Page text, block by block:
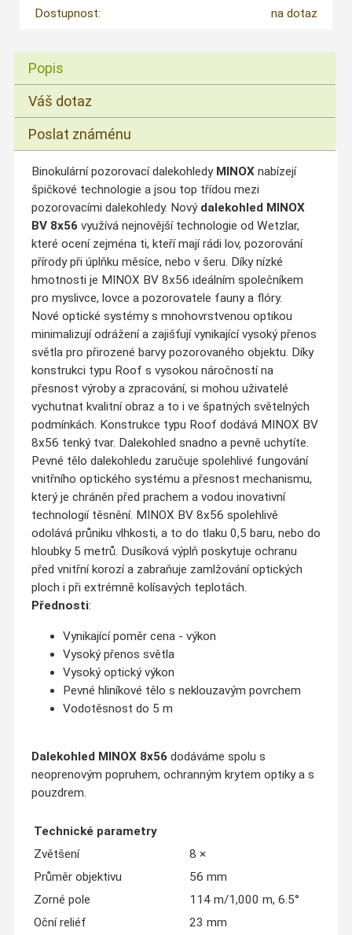
Dostupnost:
na dotaz
Popis
Váš dotaz
Poslat známénu
Binokulární pozorovací dalekohledy MINOX nabízejí
špičkové technologie a jsou top třídou mezi
pozorovacími dalekohledy. Nový dalekohled MINOX
BV 8x56využívá nejnovější technologie od Wetzlar,
které ocení zejména ti, kteří mají rádi lov, pozorování
přírody při úplňku měsíce, nebo v šeru. Díky nízké
hmotnosti je MINOX BV 8x56 ideálním společníkem
pro myslivce, lovce a pozorovatele fauny a flóry.
Nové optické systémy s mnohovrstvenou optikou
minimalizují odrážení a zajišťují vynikající vysoký přenos
světla pro přirozené barvy pozorovaného objektu. Díky
konstrukci typu Roof s vysokou náročností na
přesnost výroby a zpracování, si mohou uživatelé
vychutnat kvalitní obraz a to i ve špatných světelných
podmínkách. Konstrukce typu Roof dodává MINOX BV
8x56 tenký tvar. Dalekohled snadno a pevně uchytíte.
Pevné tělo dalekohledu zaručuje spolehlivé fungování
vnitřního optického systému a přesnost mechanismu,
který je chráněn před prachem a vodou inovativní
technologií těsnění. MINOX BV 8x56 spolehlivě
odolává průniku vlhkosti, a to do tlaku 0,5 baru, nebo do
hloubky 5 metrů. Dusíková výplň poskytuje ochranu
před vnitřní korozí a zabraňuje zamlžování optických
ploch i při extrémně kolísavých teplotách.
Přednosti:
Vynikající poměr cena - výkon
Vysoký přenos světla
Vysoký optický výkon
Pevné hliníkové tělo s neklouzavým povrchem
Vodotěsnost do 5 m
Dalekohled MINOX 8x56dodáváme spolu s
neoprenovým popruhem, ochranným krytem optiky a s
pouzdrem.
Technické parametry
Zvětšení
8 ×
Průměr objektivu
56 mm
Zorné pole
114 m/1,000 m, 6.5°
Oční reliéf
23 mm